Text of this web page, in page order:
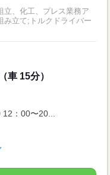
立、化工、プレス業務ア
み立て;トルクドライバー
車 15分）
12：00〜20...